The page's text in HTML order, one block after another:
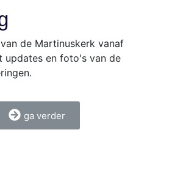
de Martinuskerk vanaf
updates en foto's van de
ga verder